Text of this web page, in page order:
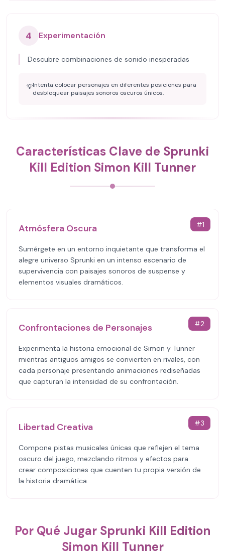
4 Experimentación
Descubre combinaciones de sonido inesperadas
💡Intenta colocar personajes en diferentes posiciones para
desbloquear paisajes sonoros oscuros únicos.
Características Clave de Sprunki
Kill Edition Simon Kill Tunner
#1
Atmósfera Oscura
Sumérgete en un entorno inquietante que transforma el
alegre universo Sprunki en un intenso escenario de
supervivencia con paisajes sonoros de suspense y
elementos visuales dramáticos.
#2
Confrontaciones de Personajes
Experimenta la historia emocional de Simon y Tunner
mientras antiguos amigos se convierten en rivales, con
cada personaje presentando animaciones rediseñadas
que capturan la intensidad de su confrontación.
#3
Libertad Creativa
Compone pistas musicales únicas que reflejen el tema
oscuro del juego, mezclando ritmos y efectos para
crear composiciones que cuenten tu propia versión de
la historia dramática.
Por Qué Jugar Sprunki Kill Edition
Simon Kill Tunner